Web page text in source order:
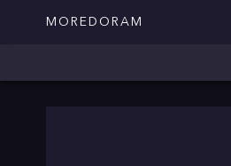
MOREDORAM